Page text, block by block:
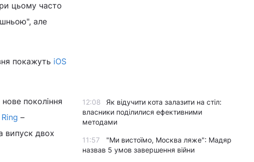
цьому часто
але
покажуть iOS
покоління
–
випуск двох
12:08
Як відучити кота залазити на стіл:
власники поділилися ефективними
методами
11:57
"Ми вистоїмо, Москва ляже": Мадяр
назвав 5 умов завершення війни